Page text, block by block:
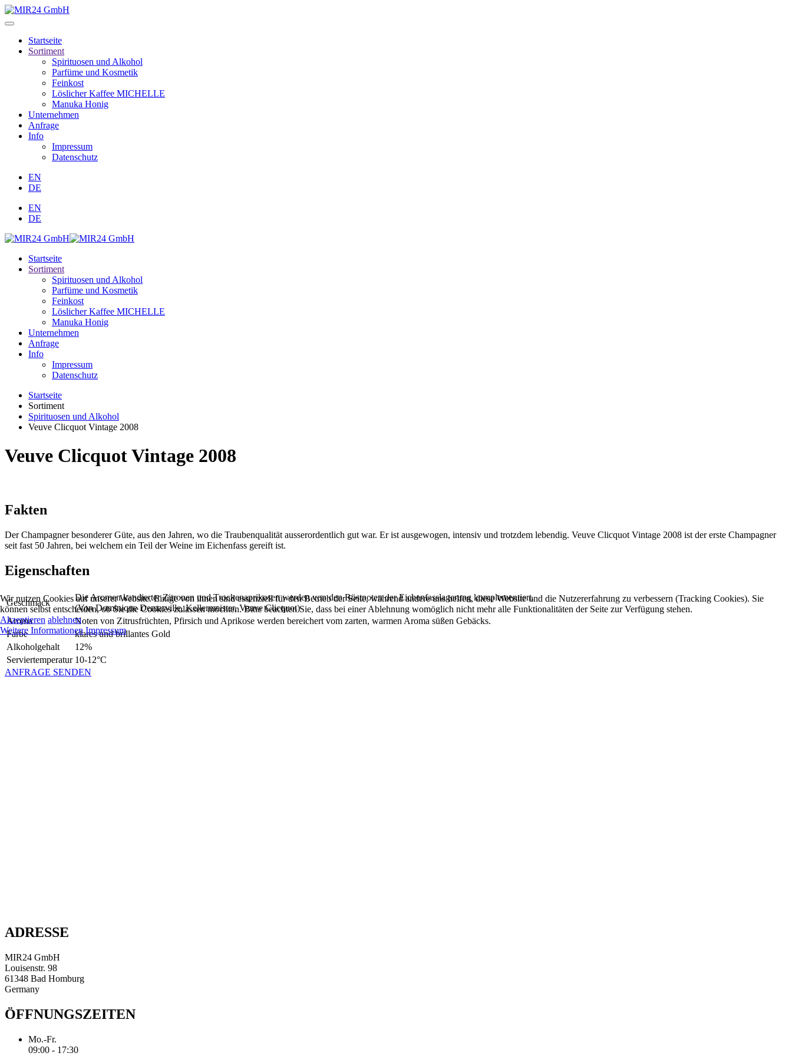
Startseite
Sortiment
Spirituosen und Alkohol
Parfüme und Kosmetik
Feinkost
Löslicher Kaffee MICHELLE
Manuka Honig
Unternehmen
Anfrage
Info
Impressum
Datenschutz
EN
DE
EN
DE
Startseite
Sortiment
Spirituosen und Alkohol
Parfüme und Kosmetik
Feinkost
Löslicher Kaffee MICHELLE
Manuka Honig
Unternehmen
Anfrage
Info
Impressum
Datenschutz
Startseite
Sortiment
Spirituosen und Alkohol
Veuve Clicquot Vintage 2008
Veuve Clicquot Vintage 2008
Fakten
Der Champagner besonderer Güte, aus den Jahren, wo die Traubenqualität ausserordentlich gut war. Er ist ausgewogen, intensiv und trotzdem lebendig. Veuve Clicquot Vintage 2008 ist der erste Champagner
seit fast 50 Jahren, bei welchem ein Teil der Weine im Eichenfass gereift ist.
Eigenschaften
Geschmack
Die Aromen kandierter Zitronen und Trockenaprikosen werden von den Röstnoten der Eichenfasslagerung komplementiert.
(Von Dominique Demarville,Kellermeister, Veuve Clicquot)
Aroma
Noten von Zitrusfrüchten, Pfirsich und Aprikose werden bereichert vom zarten, warmen Aroma süßen Gebäcks.
Farbe
klares und brillantes Gold
Alkoholgehalt
12%
Serviertemperatur 10-12°C
ANFRAGE SENDEN
ADRESSE
MIR24 GmbH
Louisenstr. 98
61348 Bad Homburg
Germany
ÖFFNUNGSZEITEN
Mo.-Fr.
09:00 - 17:30
Wir nutzen Cookies auf unserer Website. Einige von ihnen sind essenziell für den Betrieb der Seite, während andere uns helfen, diese Website und die Nutzererfahrung zu verbessern (Tracking Cookies). Sie
können selbst entscheiden, ob Sie die Cookies zulassen möchten. Bitte beachten Sie, dass bei einer Ablehnung womöglich nicht mehr alle Funktionalitäten der Seite zur Verfügung stehen.
Akzeptieren ablehnen
Weitere Informationen Impressum